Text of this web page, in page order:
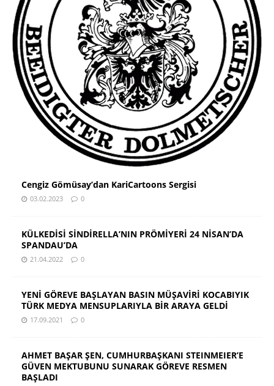
Cengiz Gömüsay’dan KariCartoons Sergisi
03.02.2023 0
KÜLKEDİSİ SİNDİRELLA’NIN PRÖMİYERİ 24 NİSAN’DA
SPANDAU’DA
21.04.2022 0
YENİ GÖREVE BAŞLAYAN BASIN MÜŞAVİRİ KOCABIYIK
TÜRK MEDYA MENSUPLARIYLA BİR ARAYA GELDİ
17.09.2021 0
AHMET BAŞAR ŞEN, CUMHURBAŞKANI STEINMEIER’E
GÜVEN MEKTUBUNU SUNARAK GÖREVE RESMEN
BAŞLADI